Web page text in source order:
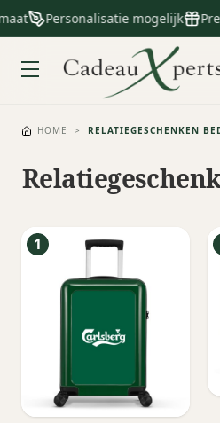
Personalisatie mogelijk
HOME > RELATIEGESCHENKEN